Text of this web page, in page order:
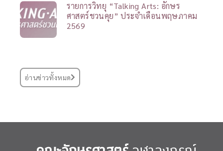
รายการวิทยุ “Talking Arts: อักษร
ศาสตร์ชวนคุย” ประจำเดือนพฤษภาคม
2569
อ่านข่าวทั้งหมด